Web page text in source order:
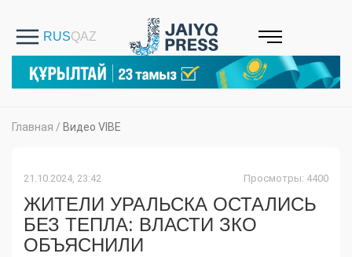
Главная / Видео VIBE
21.10.2024, 23:42 Просмотры: 4400
ЖИТЕЛИ УРАЛЬСКА ОСТАЛИСЬ
БЕЗ ТЕПЛА: ВЛАСТИ ЗКО
ОБЪЯСНИЛИ